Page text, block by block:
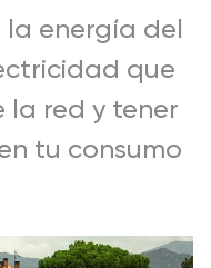
energía del
que
la red y tener
tu consumo